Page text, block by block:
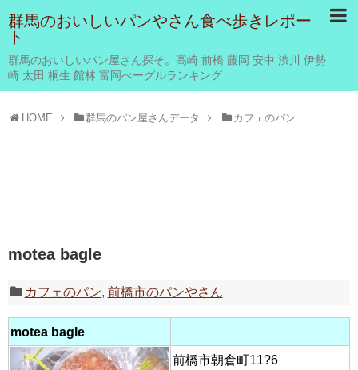
群馬のおいしいパンやさん食べ歩きレポー
ト
群馬のおいしいパン屋さん探そ。高崎 前橋 藤岡 安中 渋川 伊勢
崎 太田 桐生 館林 富岡べーグルランキング
HOME 群馬のパン屋さんデータ カフェのパン
motea bagle
カフェのパン, 前橋市のパンやさん
motea bagle
前橋市朝倉町11?6